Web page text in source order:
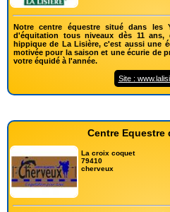
Notre centre équestre situé dans les
d'équitation tous niveaux dès 11
hippique de La Lisière, c'est aussi une
motivée pour la saison et une écurie de
votre équidé à l'année.
Site :
Centre Equestre
La croix coquet
79410
cherveux